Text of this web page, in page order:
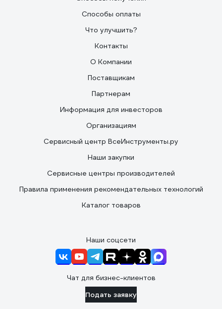
Способы оплаты
Что улучшить?
Контакты
О Компании
Поставщикам
Партнерам
Информация для инвесторов
Организациям
Сервисный центр ВсеИнструменты.ру
Наши закупки
Сервисные центры производителей
Правила применения рекомендательных технологий
Каталог товаров
Наши соцсети
Чат для бизнес-клиентов
Подать заявку